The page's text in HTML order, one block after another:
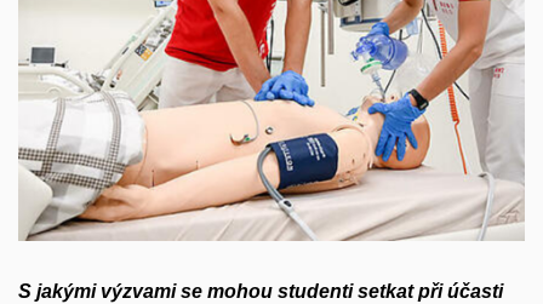
S jakými výzvami se mohou studenti setkat při účasti